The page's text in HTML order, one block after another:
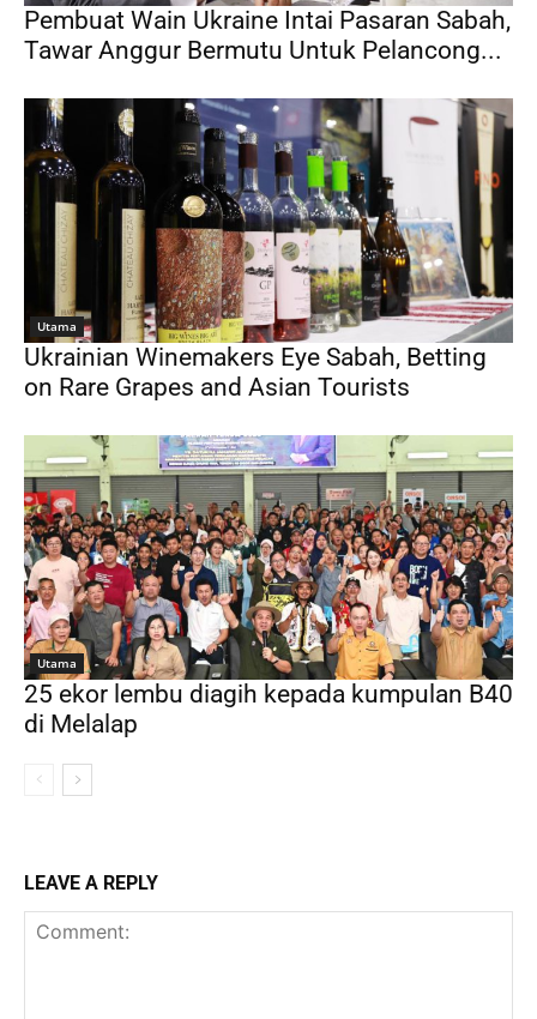
Pembuat Wain Ukraine Intai Pasaran Sabah,
Tawar Anggur Bermutu Untuk Pelancong...
Utama
Ukrainian Winemakers Eye Sabah, Betting
on Rare Grapes and Asian Tourists
Utama
25 ekor lembu diagih kepada kumpulan B40
di Melalap
LEAVE A REPLY